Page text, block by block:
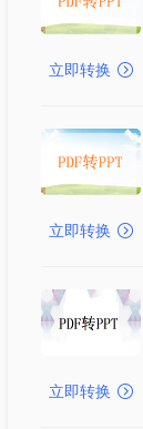
立即转换
立即转换
立即转换